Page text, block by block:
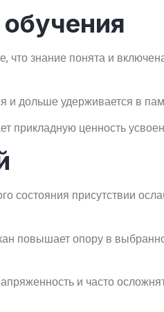
что знание понята и
и дольше удерживается в
прикладную ценность
состояния присутствии
повышает опору в
и часто